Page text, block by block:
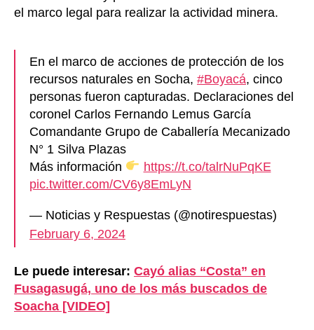
el marco legal para realizar la actividad minera.
En el marco de acciones de protección de los
recursos naturales en Socha, #Boyacá, cinco
personas fueron capturadas. Declaraciones del
coronel Carlos Fernando Lemus García
Comandante Grupo de Caballería Mecanizado
N° 1 Silva Plazas
Más información
https://t.co/talrNuPqKE
pic.twitter.com/CV6y8EmLyN
— Noticias y Respuestas (@notirespuestas)
February 6, 2024
Le puede interesar: Cayó alias “Costa” en
Fusagasugá, uno de los más buscados de
Soacha [VIDEO]